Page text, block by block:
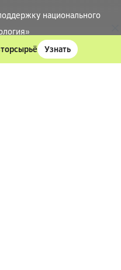
национального
Узнать